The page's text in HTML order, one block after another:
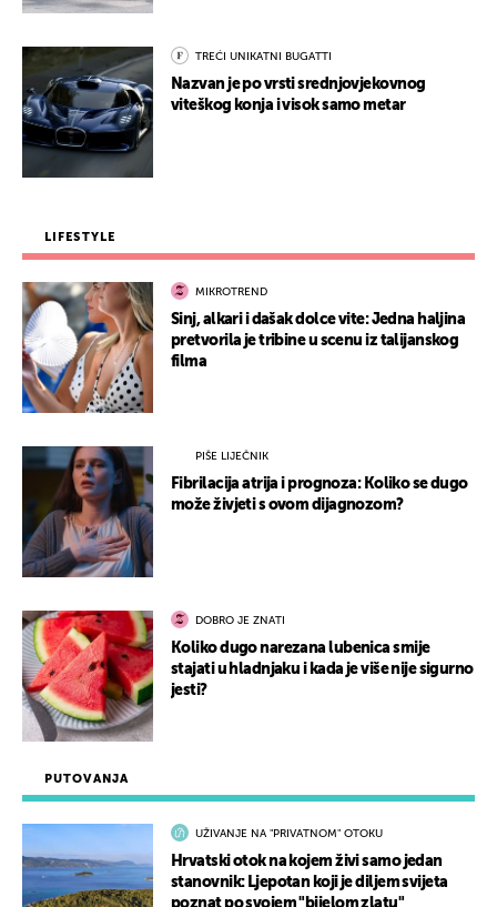
PUTOVANJA
UŽIVANJE NA "PRIVATNOM" OTOKU
Hrvatski otok na kojem živi samo jedan
stanovnik: Ljepotan koji je diljem svijeta
poznat po svojem "bijelom zlatu"
TREĆI UNIKATNI BUGATTI
Nazvan je po vrsti srednjovjekovnog
viteškog konja i visok samo metar
LIFESTYLE
MIKROTREND
Sinj, alkari i dašak dolce vite: Jedna haljina
pretvorila je tribine u scenu iz talijanskog
filma
PIŠE LIJEČNIK
Fibrilacija atrija i prognoza: Koliko se dugo
može živjeti s ovom dijagnozom?
DOBRO JE ZNATI
Koliko dugo narezana lubenica smije
stajati u hladnjaku i kada je više nije sigurno
jesti?